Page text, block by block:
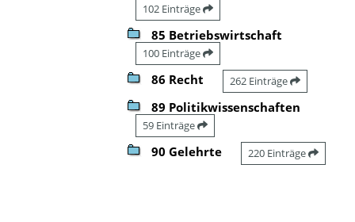
102 Einträge
85 Betriebswirtschaft
100 Einträge
86 Recht 262 Einträge
89 Politikwissenschaften
59 Einträge
90 Gelehrte 220 Einträge